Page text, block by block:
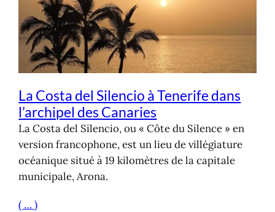
La Costa del Silencio à Tenerife dans
l’archipel des Canaries
La Costa del Silencio, ou « Côte du Silence » en
version francophone, est un lieu de villégiature
océanique situé à 19 kilomètres de la capitale
municipale, Arona.
( … )